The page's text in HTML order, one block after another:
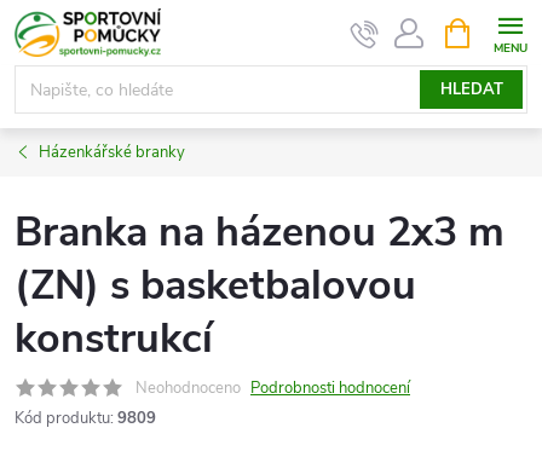
Přejít
na
obsah
HLEDAT
NÁKUPNÍ
KOŠÍK
Házenkářské branky
Branka na házenou 2x3 m
(ZN) s basketbalovou
konstrukcí
Neohodnoceno Podrobnosti hodnocení
Kód produktu: 9809